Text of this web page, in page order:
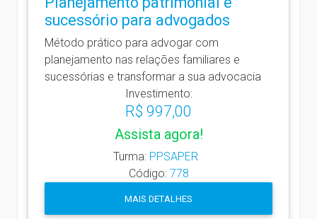
sucessório para advogados
Método prático para advogar com
planejamento nas relações familiares e
sucessórias e transformar a sua advocacia
Investimento:
R$ 997,00
Assista agora!
Turma: PPSAPER
Código: 778
MAIS DETALHES